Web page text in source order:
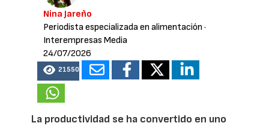
Nina Jareño
Periodista especializada en alimentación ·
Interempresas Media
24/07/2026
21550
La productividad se ha convertido en uno